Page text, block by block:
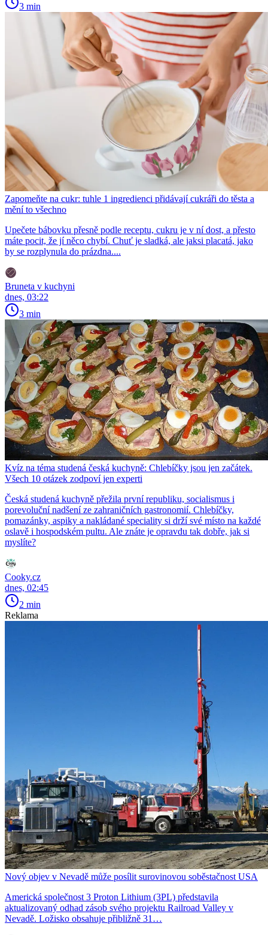
3 min
Zapomeňte na cukr: tuhle 1 ingredienci přidávají cukráři do těsta a
mění to všechno
Upečete bábovku přesně podle receptu, cukru je v ní dost, a přesto
máte pocit, že jí něco chybí. Chuť je sladká, ale jaksi placatá, jako
by se rozplynula do prázdna....
Bruneta v kuchyni
dnes, 03:22
3 min
Kvíz na téma studená česká kuchyně: Chlebíčky jsou jen začátek.
Všech 10 otázek zodpoví jen experti
Česká studená kuchyně přežila první republiku, socialismus i
porevoluční nadšení ze zahraničních gastronomií. Chlebíčky,
pomazánky, aspiky a nakládané speciality si drží své místo na každé
oslavě i hospodském pultu. Ale znáte je opravdu tak dobře, jak si
myslíte?
Cooky.cz
dnes, 02:45
2 min
Reklama
Nový objev v Nevadě může posílit surovinovou soběstačnost USA
Americká společnost 3 Proton Lithium (3PL) představila
aktualizovaný odhad zásob svého projektu Railroad Valley v
Nevadě. Ložisko obsahuje přibližně 31…